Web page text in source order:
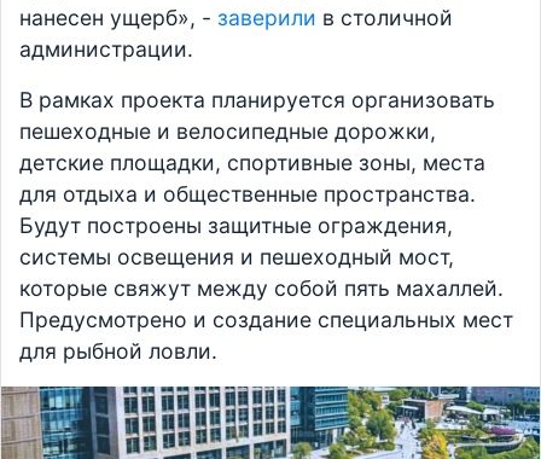
нанесен ущерб», - заверили в столичной
администрации.
В рамках проекта планируется организовать
пешеходные и велосипедные дорожки,
детские площадки, спортивные зоны, места
для отдыха и общественные пространства.
Будут построены защитные ограждения,
системы освещения и пешеходный мост,
которые свяжут между собой пять махаллей.
Предусмотрено и создание специальных мест
для рыбной ловли.